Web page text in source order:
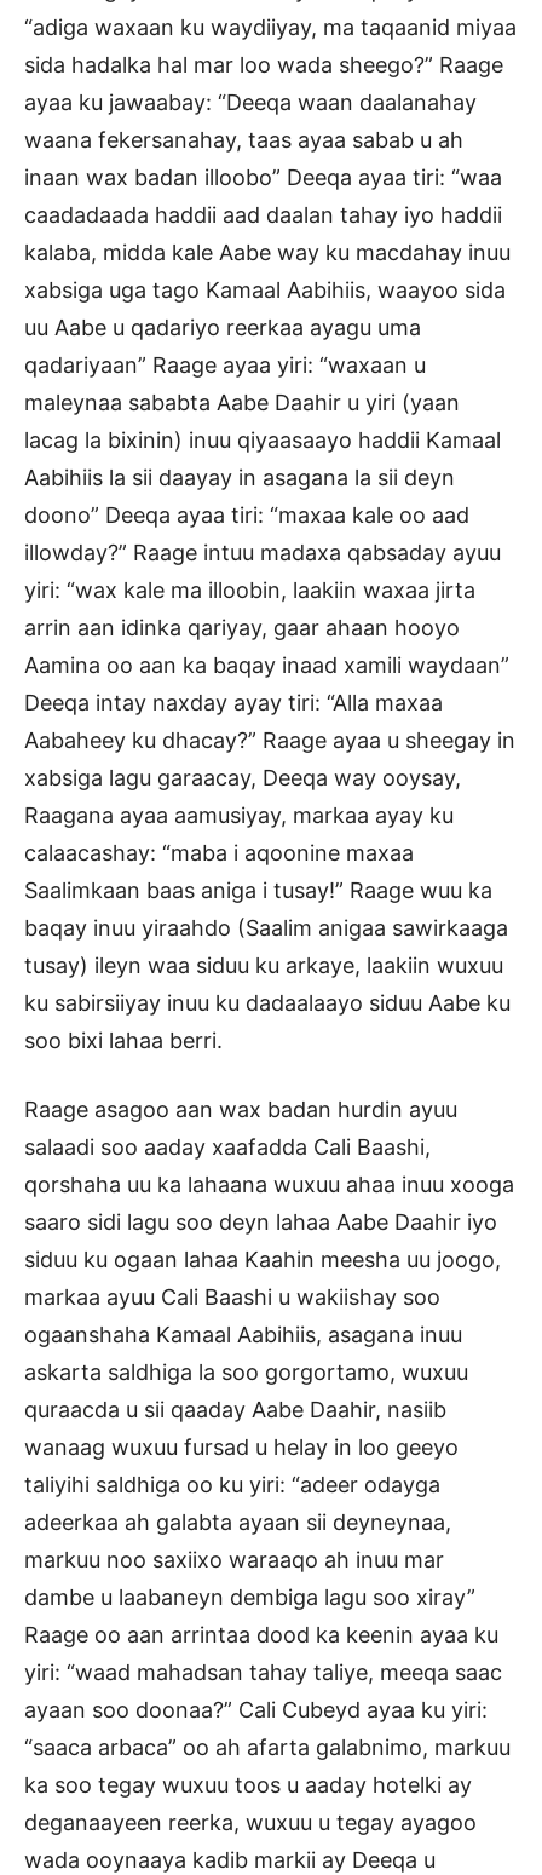
“adiga waxaan ku waydiiyay, ma taqaanid miyaa
sida hadalka hal mar loo wada sheego?” Raage
ayaa ku jawaabay: “Deeqa waan daalanahay
waana fekersanahay, taas ayaa sabab u ah
inaan wax badan illoobo” Deeqa ayaa tiri: “waa
caadadaada haddii aad daalan tahay iyo haddii
kalaba, midda kale Aabe way ku macdahay inuu
xabsiga uga tago Kamaal Aabihiis, waayoo sida
uu Aabe u qadariyo reerkaa ayagu uma
qadariyaan” Raage ayaa yiri: “waxaan u
maleynaa sababta Aabe Daahir u yiri (yaan
lacag la bixinin) inuu qiyaasaayo haddii Kamaal
Aabihiis la sii daayay in asagana la sii deyn
doono” Deeqa ayaa tiri: “maxaa kale oo aad
illowday?” Raage intuu madaxa qabsaday ayuu
yiri: “wax kale ma illoobin, laakiin waxaa jirta
arrin aan idinka qariyay, gaar ahaan hooyo
Aamina oo aan ka baqay inaad xamili waydaan”
Deeqa intay naxday ayay tiri: “Alla maxaa
Aabaheey ku dhacay?” Raage ayaa u sheegay in
xabsiga lagu garaacay, Deeqa way ooysay,
Raagana ayaa aamusiyay, markaa ayay ku
calaacashay: “maba i aqoonine maxaa
Saalimkaan baas aniga i tusay!” Raage wuu ka
baqay inuu yiraahdo (Saalim anigaa sawirkaaga
tusay) ileyn waa siduu ku arkaye, laakiin wuxuu
ku sabirsiiyay inuu ku dadaalaayo siduu Aabe ku
soo bixi lahaa berri.
Raage asagoo aan wax badan hurdin ayuu
salaadi soo aaday xaafadda Cali Baashi,
qorshaha uu ka lahaana wuxuu ahaa inuu xooga
saaro sidi lagu soo deyn lahaa Aabe Daahir iyo
siduu ku ogaan lahaa Kaahin meesha uu joogo,
markaa ayuu Cali Baashi u wakiishay soo
ogaanshaha Kamaal Aabihiis, asagana inuu
askarta saldhiga la soo gorgortamo, wuxuu
quraacda u sii qaaday Aabe Daahir, nasiib
wanaag wuxuu fursad u helay in loo geeyo
taliyihi saldhiga oo ku yiri: “adeer odayga
adeerkaa ah galabta ayaan sii deyneynaa,
markuu noo saxiixo waraaqo ah inuu mar
dambe u laabaneyn dembiga lagu soo xiray”
Raage oo aan arrintaa dood ka keenin ayaa ku
yiri: “waad mahadsan tahay taliye, meeqa saac
ayaan soo doonaa?” Cali Cubeyd ayaa ku yiri:
“saaca arbaca” oo ah afarta galabnimo, markuu
ka soo tegay wuxuu toos u aaday hotelki ay
deganaayeen reerka, wuxuu u tegay ayagoo
wada ooynaaya kadib markii ay Deeqa u